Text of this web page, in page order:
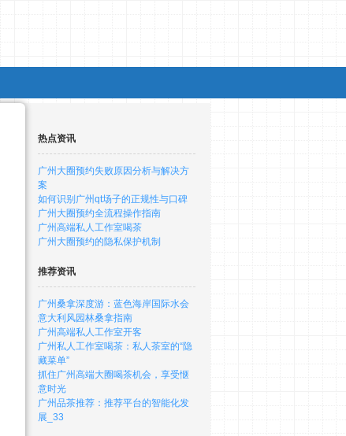
热点资讯
广州大圈预约失败原因分析与解决方
案
如何识别广州qt场子的正规性与口碑
广州大圈预约全流程操作指南
广州高端私人工作室喝茶
广州大圈预约的隐私保护机制
推荐资讯
广州桑拿深度游：蓝色海岸国际水会
意大利风园林桑拿指南
广州高端私人工作室开客
广州私人工作室喝茶：私人茶室的“隐
藏菜单”
抓住广州高端大圈喝茶机会，享受惬
意时光
‌广州品茶推荐‌：推荐平台的智能化发
展_33